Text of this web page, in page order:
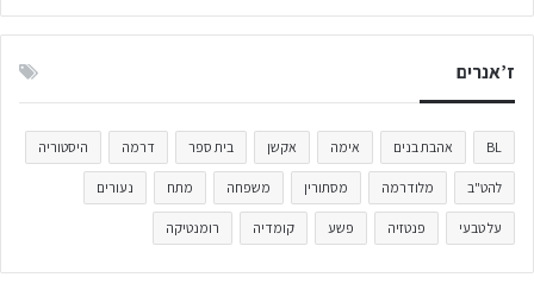
ז’אנרים
BL אהבת בנים אימה אקשן בית ספר דרמה היסטוריה
להט"ב מלודרמה מסתורין משפחה מתח נעורים
על טבעי פנטזיה פשע קומדיה רומנטיקה